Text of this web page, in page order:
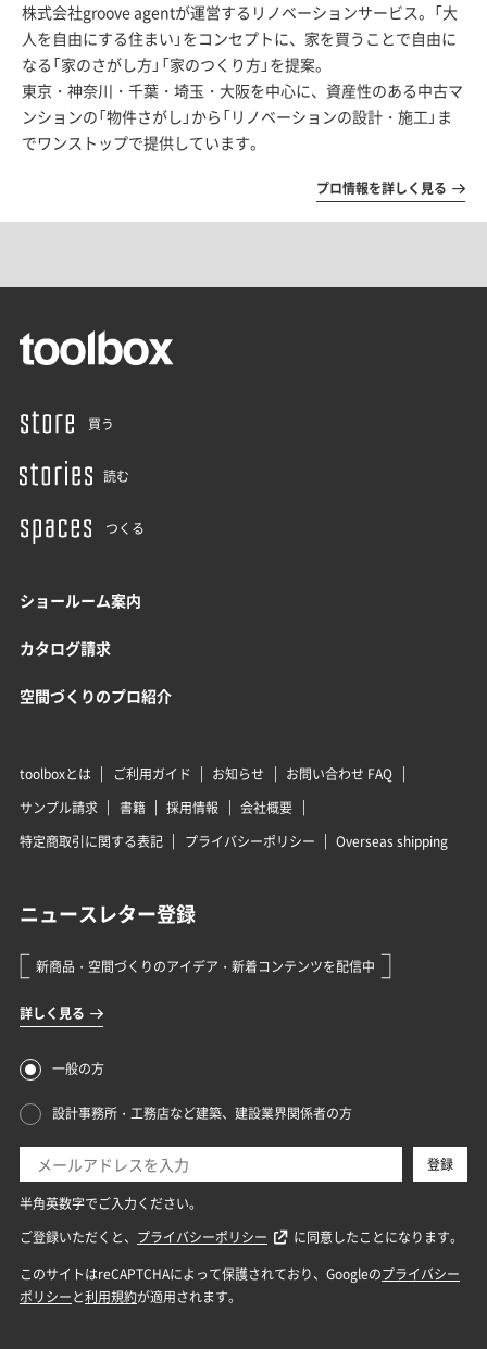
株式会社groove agentが運営するリノベーションサービス。「大
人を自由にする住まい」をコンセプトに、家を買うことで自由に
なる「家のさがし方」「家のつくり方」を提案。
東京・神奈川・千葉・埼玉・大阪を中心に、資産性のある中古マ
ンションの「物件さがし」から「リノベーションの設計・施工」ま
でワンストップで提供しています。
プロ情報を詳しく見る
買う
読む
つくる
ショールーム案内
カタログ請求
空間づくりのプロ紹介
toolboxとは ご利用ガイド お知らせ
お問い合わせ FAQ
サンプル請求
書籍 採用情報
会社概要
特定商取引に関する表記
プライバシーポリシー Overseas shipping